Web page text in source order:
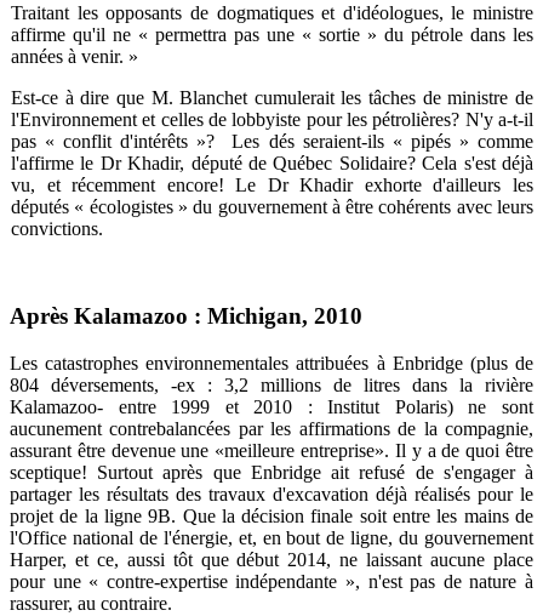
Traitant les opposants de dogmatiques et d'idéologues, le ministre
affirme qu'il ne « permettra pas une « sortie » du pétrole dans les
années à venir. »
Est-ce à dire que M. Blanchet cumulerait les tâches de ministre de
l'Environnement et celles de lobbyiste pour les pétrolières? N'y a-t-il
pas « conflit d'intérêts »? Les dés seraient-ils « pipés » comme
l'affirme le Dr Khadir, député de Québec Solidaire? Cela s'est déjà
vu, et récemment encore! Le Dr Khadir exhorte d'ailleurs les
députés « écologistes » du gouvernement à être cohérents avec leurs
convictions.
Après Kalamazoo : Michigan, 2010
Les catastrophes environnementales attribuées à Enbridge (plus de
804 déversements, -ex : 3,2 millions de litres dans la rivière
Kalamazoo- entre 1999 et 2010 : Institut Polaris) ne sont
aucunement contrebalancées par les affirmations de la compagnie,
assurant être devenue une «meilleure entreprise». Il y a de quoi être
sceptique! Surtout après que Enbridge ait refusé de s'engager à
partager les résultats des travaux d'excavation déjà réalisés pour le
projet de la ligne 9B. Que la décision finale soit entre les mains de
l'Office national de l'énergie, et, en bout de ligne, du gouvernement
Harper, et ce, aussi tôt que début 2014, ne laissant aucune place
pour une « contre-expertise indépendante », n'est pas de nature à
rassurer, au contraire.